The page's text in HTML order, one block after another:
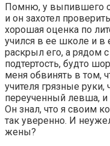
Помню, у выпившего
и он захотел
хорошая оценка по
учился в ее школе и в
раскрыл его, а рядом
подтертость, будто
меня обвинять в том,
учителя грязные руки,
переученный левша,
Он знал, что я своим
так уверенно. И
жены?